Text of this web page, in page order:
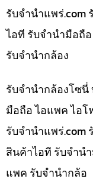
รับจํานําแพร่.com
ไอที รับจำนำมือถื
รับจำนำกล้อง
รับจำนำกล้องโซนี่
มือถือ ไอแพค ไอ
รับจํานําแพร่.com
สินค้าไอที รับจำน
แพค รับจำนำกล้อ